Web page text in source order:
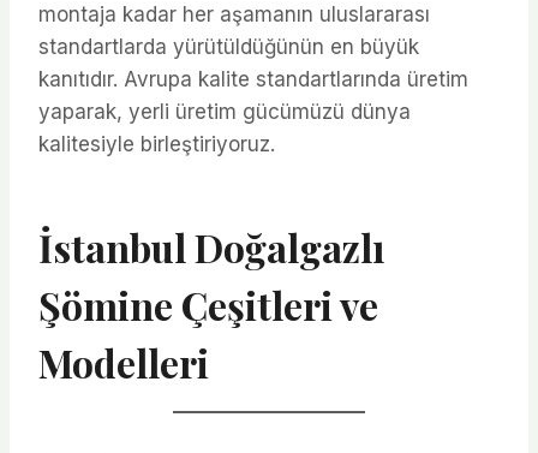
montaja kadar her aşamanın uluslararası
standartlarda yürütüldüğünün en büyük
kanıtıdır. Avrupa kalite standartlarında üretim
yaparak, yerli üretim gücümüzü dünya
kalitesiyle birleştiriyoruz.
İstanbul Doğalgazlı
Şömine Çeşitleri ve
Modelleri